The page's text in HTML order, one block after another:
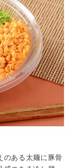
のある太麺に豚骨